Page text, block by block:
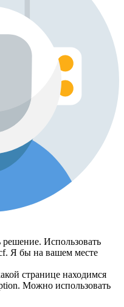
Использовать
Я бы на вашем месте
странице находимся
Можно использовать